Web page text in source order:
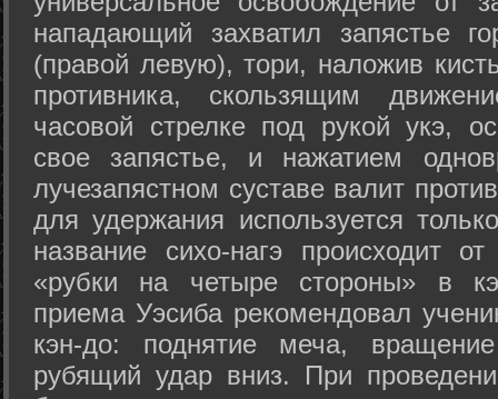
нападающий захватил запястье
(правой левую), тори, наложив
противника, скользящим
часовой стрелке под рукой укэ,
свое запястье, и нажатием
лучезапястном суставе валит
для удержания используется
название сихо-нагэ происходит
«рубки на четыре стороны» в
приема Уэсиба рекомендовал
кэн-до: поднятие меча,
рубящий удар вниз. При